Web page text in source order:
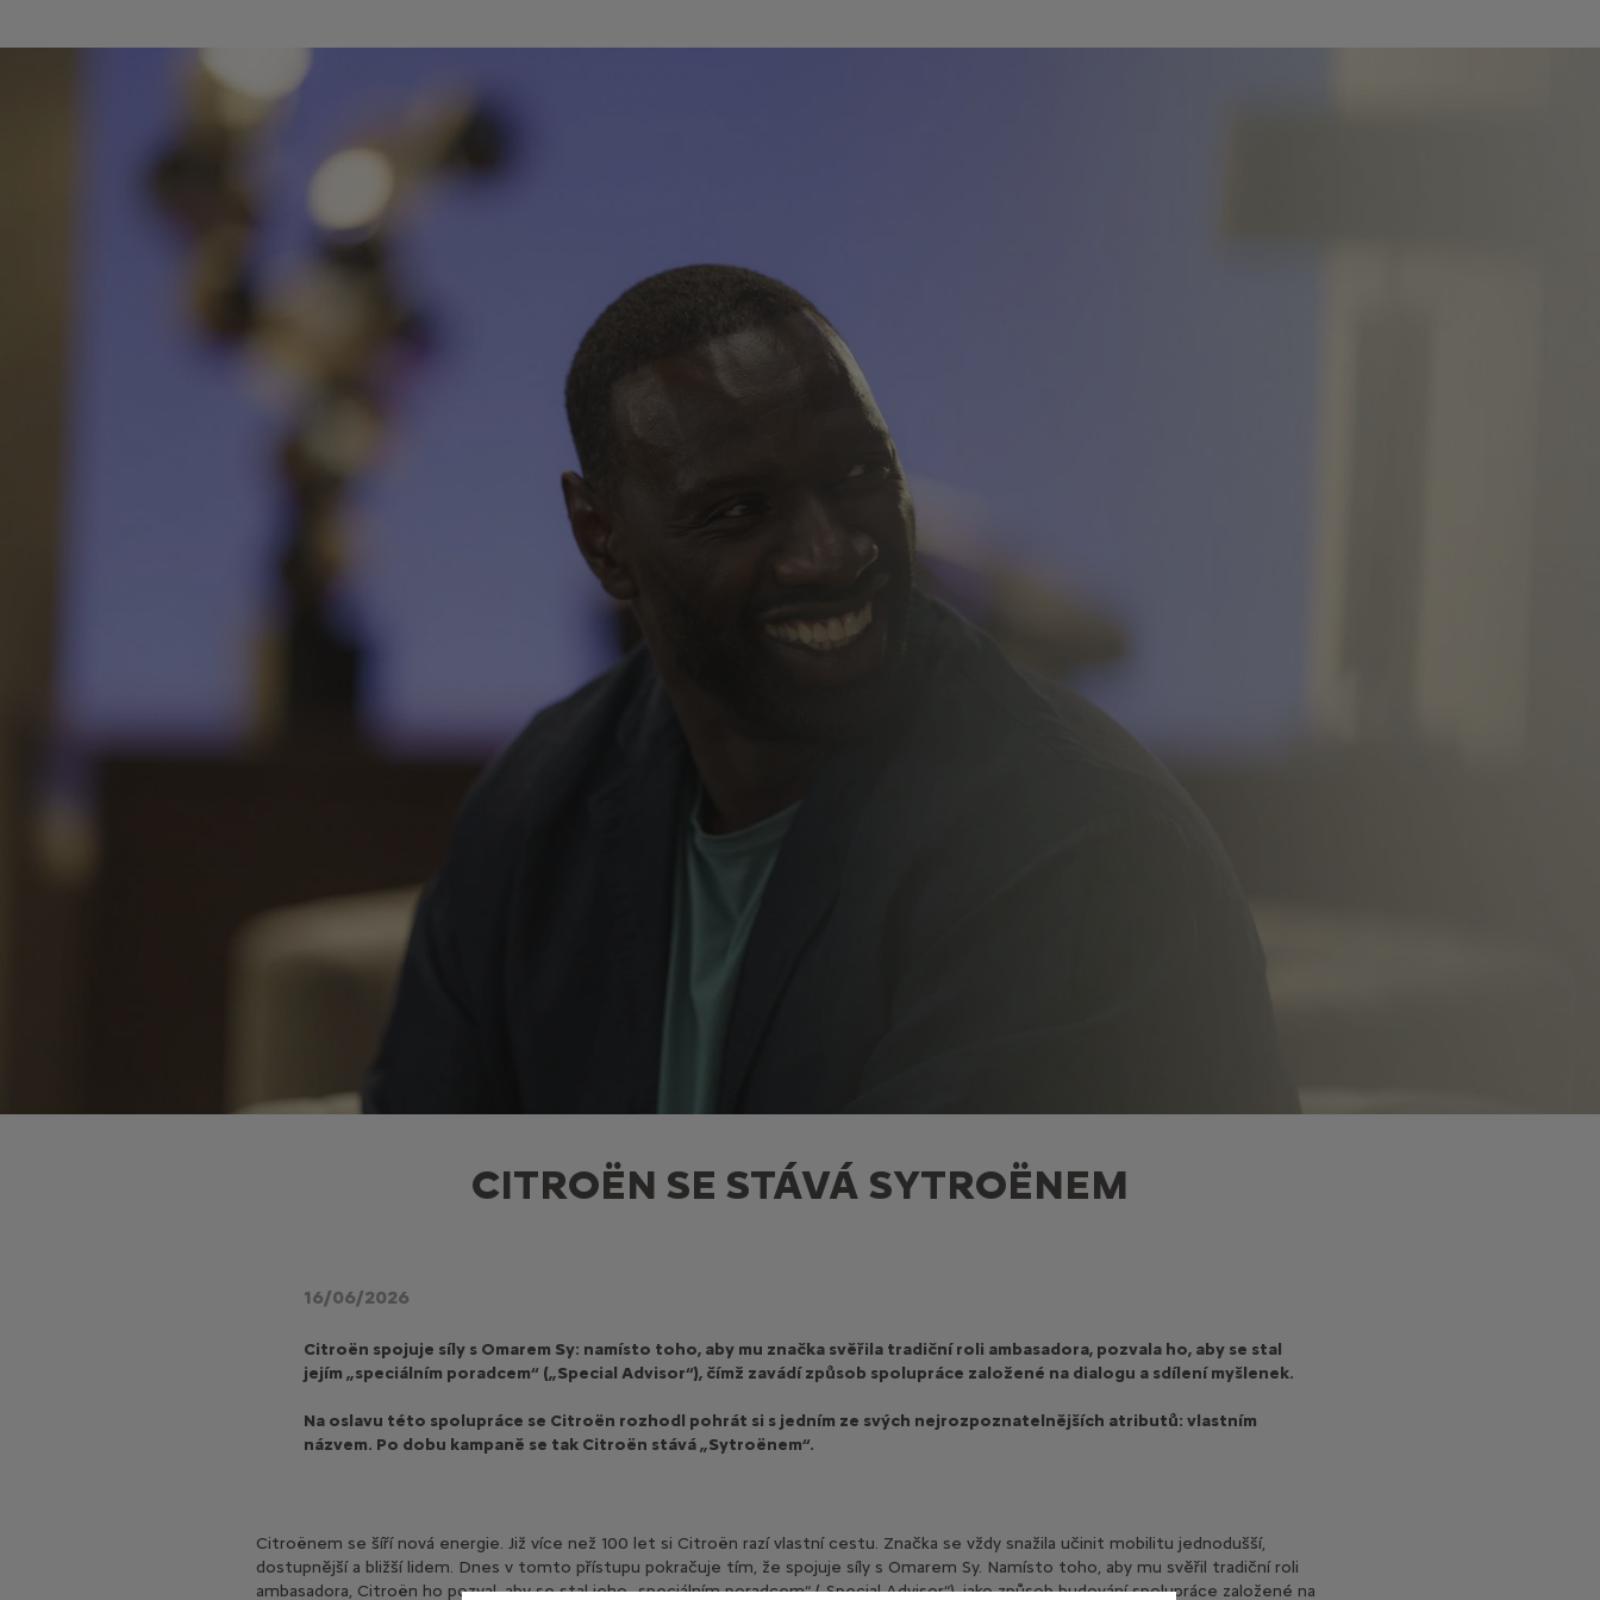
CITROËN SE STÁVÁ SYTROËNEM
16/06/2026
Citroën spojuje síly s Omarem Sy: namísto toho, aby mu značka svěřila tradiční roli ambasadora, pozvala ho, aby se stal
jejím „speciálním poradcem“ („Special Advisor“), čímž zavádí způsob spolupráce založené na dialogu a sdílení myšlenek.
Na oslavu této spolupráce se Citroën rozhodl pohrát si s jedním ze svých nejrozpoznatelnějších atributů: vlastním
názvem. Po dobu kampaně se tak Citroën stává „Sytroënem“.
Citroënem se šíří nová energie. Již více než 100 let si Citroën razí vlastní cestu. Značka se vždy snažila učinit mobilitu jednodušší,
dostupnější a bližší lidem. Dnes v tomto přístupu pokračuje tím, že spojuje síly s Omarem Sy. Namísto toho, aby mu svěřil tradiční roli
ambasadora, Citroën ho pozval, aby se stal jeho „speciálním poradcem“ („Special Advisor“), jako způsob budování spolupráce založené na